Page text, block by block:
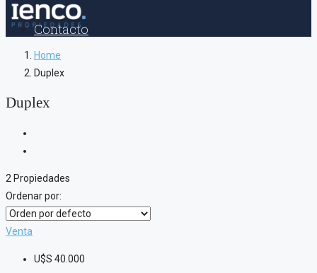
Contacto
Home
Duplex
Duplex
2 Propiedades
Ordenar por:
Venta
U$S 40.000